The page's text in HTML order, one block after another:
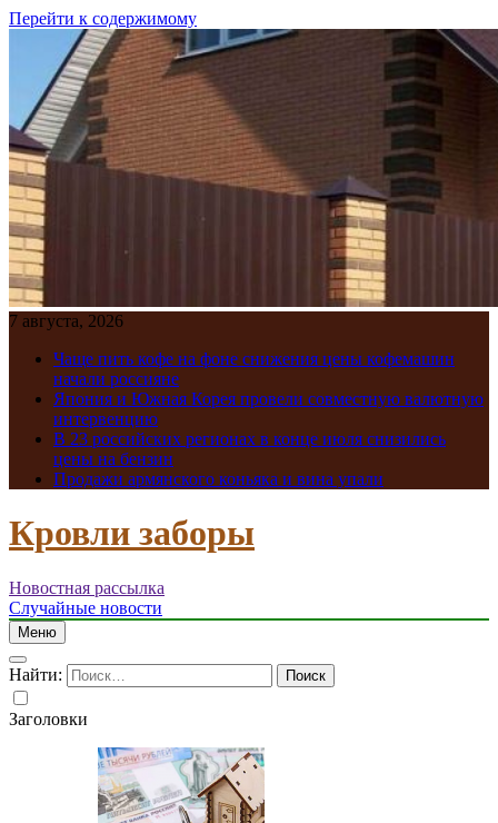
Перейти к содержимому
7 августа, 2026
Чаще пить кофе на фоне снижения цены кофемашин
начали россияне
Япония и Южная Корея провели совместную валютную
интервенцию
В 23 российских регионах в конце июля снизились
цены на бензин
Продажи армянского коньяка и вина упали
Кровли заборы
Новостная рассылка
Случайные новости
Меню
Найти:
Заголовки